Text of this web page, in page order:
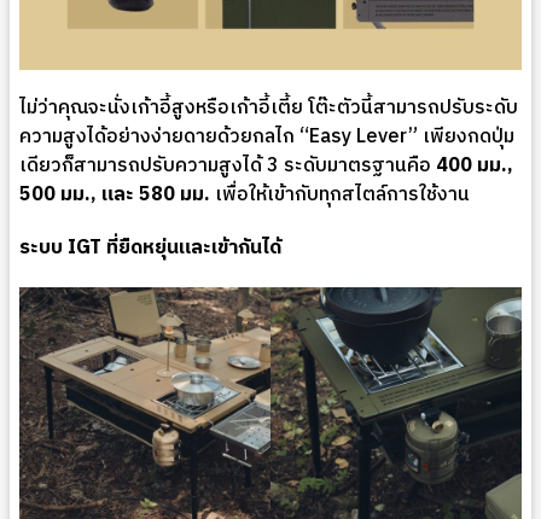
ไม่ว่าคุณจะนั่งเก้าอี้สูงหรือเก้าอี้เตี้ย โต๊ะตัวนี้สามารถปรับระดับ
ความสูงได้อย่างง่ายดายด้วยกลไก “Easy Lever” เพียงกดปุ่ม
เดียวก็สามารถปรับความสูงได้ 3 ระดับมาตรฐานคือ 400 มม.,
500 มม., และ 580 มม. เพื่อให้เข้ากับทุกสไตล์การใช้งาน
ระบบ IGT ที่ยืดหยุ่นและเข้ากันได้